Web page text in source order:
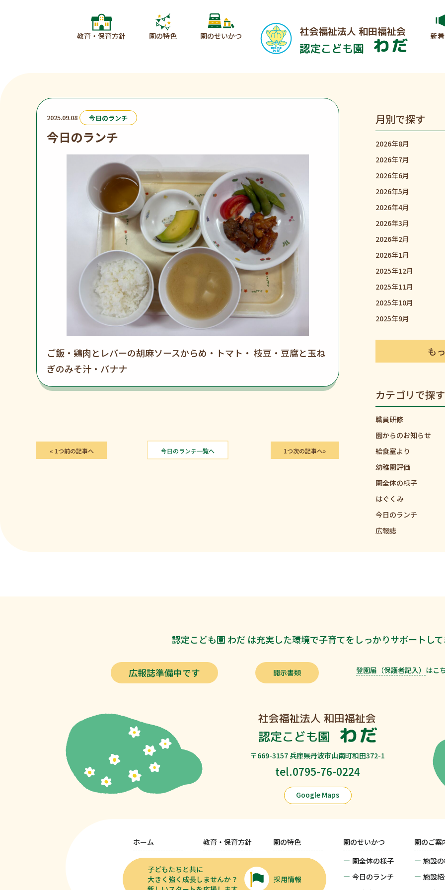
教育・保育方針 園の特色 園のせいかつ 新
投稿記事
2025.09.08 今日のランチ
今日のランチ
ご飯・鶏肉とレバーの胡麻ソースからめ・トマト・ 枝豆・豆腐と玉ね
ぎのみそ汁・バナナ
« 1つ前の記事へ 今日のランチ一覧へ 1つ次の記事へ»
月別で探す
2026年8月
2026年7月
2026年6月
2026年5月
2026年4月
2026年3月
2026年2月
2026年1月
2025年12月
2025年11月
2025年10月
2025年9月
も
カテゴリで探す
職員研修
園からのお知らせ
給食室より
幼稚園評価
園全体の様子
はぐくみ
今日のランチ
広報誌
認定こども園 わだ は充実した環境で子育てをしっかりサポートし
広報誌準備中です 開示書類 登園届（保護者記入） はこ
〒669-3157 兵庫県丹波市山南町和田372-1
tel.0795-76-0224
Google Maps
ホーム 教育・保育方針 園の特色
園のせいかつ
園全体の様子
今日のランチ
園のご案
施設
施設
子どもたちと共に
大きく強く成長しませんか？
採用情報